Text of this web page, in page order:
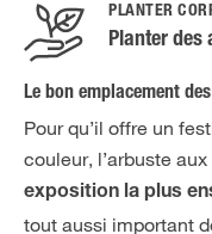
PLANTER
Planter des
Le bon emplacement
Pour qu’il offre un
couleur, l’arbuste
exposition la plus
tout aussi important